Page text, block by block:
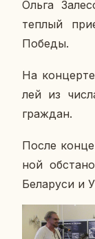
Ольга
теплый
Победы.
На
лей из
граж­дан.
После
ной
Бе­ла­ру­си и